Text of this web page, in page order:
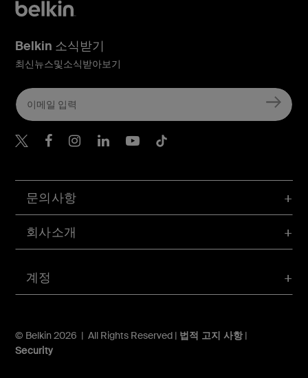
계정
문의사항
회사소개
© Belkin 2026 | All Rights Reserved | 법적 고지 사항|
Security
Belkin 소식받기
최신뉴스및소식받아보기
Belkin Twitter